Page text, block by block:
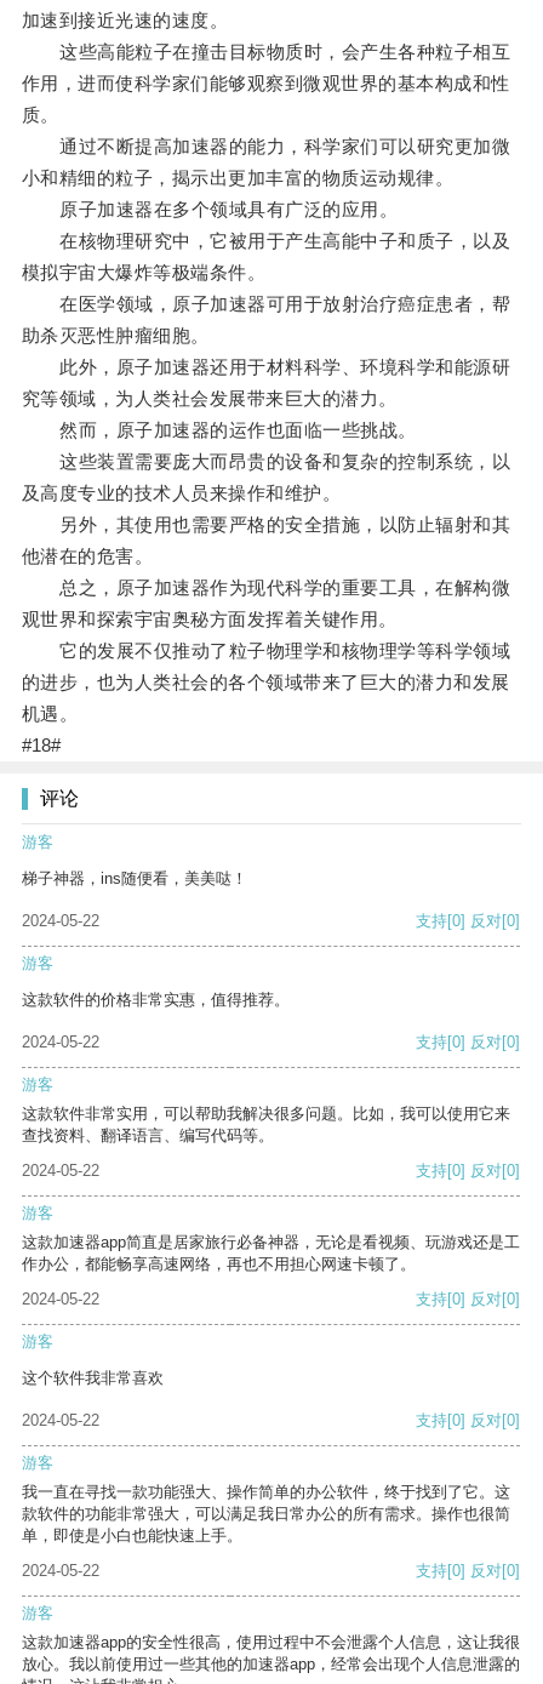
加速到接近光速的速度。
这些高能粒子在撞击目标物质时，会产生各种粒子相互
作用，进而使科学家们能够观察到微观世界的基本构成和性
质。
通过不断提高加速器的能力，科学家们可以研究更加微
小和精细的粒子，揭示出更加丰富的物质运动规律。
原子加速器在多个领域具有广泛的应用。
在核物理研究中，它被用于产生高能中子和质子，以及
模拟宇宙大爆炸等极端条件。
在医学领域，原子加速器可用于放射治疗癌症患者，帮
助杀灭恶性肿瘤细胞。
此外，原子加速器还用于材料科学、环境科学和能源研
究等领域，为人类社会发展带来巨大的潜力。
然而，原子加速器的运作也面临一些挑战。
这些装置需要庞大而昂贵的设备和复杂的控制系统，以
及高度专业的技术人员来操作和维护。
另外，其使用也需要严格的安全措施，以防止辐射和其
他潜在的危害。
总之，原子加速器作为现代科学的重要工具，在解构微
观世界和探索宇宙奥秘方面发挥着关键作用。
它的发展不仅推动了粒子物理学和核物理学等科学领域
的进步，也为人类社会的各个领域带来了巨大的潜力和发展
机遇。
#18#
评论
游客
梯子神器，ins随便看，美美哒！
2024-05-22 支持[0] 反对[0]
游客
这款软件的价格非常实惠，值得推荐。
2024-05-22 支持[0] 反对[0]
游客
这款软件非常实用，可以帮助我解决很多问题。比如，我可以使用它来
查找资料、翻译语言、编写代码等。
2024-05-22
支持[0] 反对[0]
游客
这款加速器app简直是居家旅行必备神器，无论是看视频、玩游戏还是工
作办公，都能畅享高速网络，再也不用担心网速卡顿了。
2024-05-22
支持[0] 反对[0]
游客
这个软件我非常喜欢
2024-05-22 支持[0] 反对[0]
游客
我一直在寻找一款功能强大、操作简单的办公软件，终于找到了它。这
款软件的功能非常强大，可以满足我日常办公的所有需求。操作也很简
单，即使是小白也能快速上手。
2024-05-22
支持[0] 反对[0]
游客
这款加速器app的安全性很高，使用过程中不会泄露个人信息，这让我很
放心。我以前使用过一些其他的加速器app，经常会出现个人信息泄露的